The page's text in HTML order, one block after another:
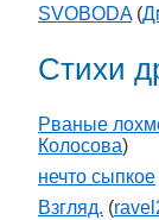
SVOBODA(
Стихи
Рваные
Колосова)
нечто сыпкое
Взгляд. (